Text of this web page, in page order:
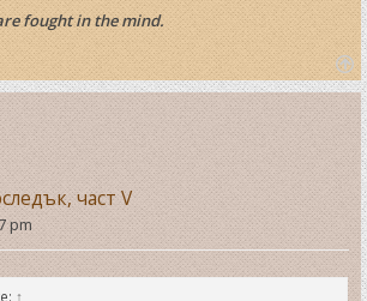
fought in the mind.
T
o
p
част V
pm
↑